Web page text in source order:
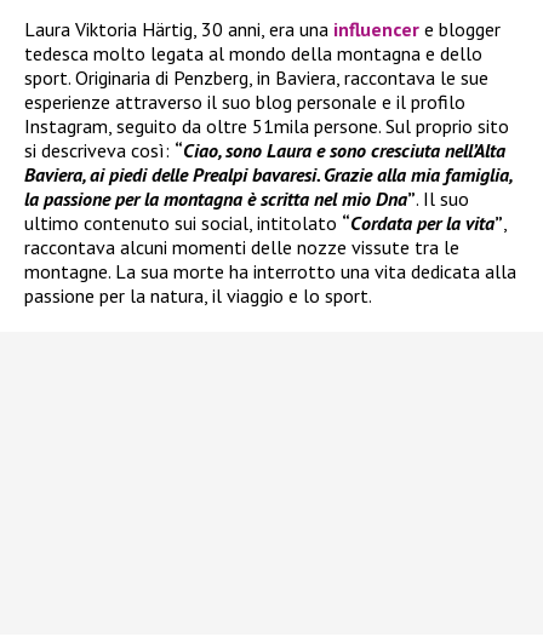
Laura Viktoria Härtig, 30 anni, era una influencer e blogger
tedesca molto legata al mondo della montagna e dello
sport. Originaria di Penzberg, in Baviera, raccontava le sue
esperienze attraverso il suo blog personale e il profilo
Instagram, seguito da oltre 51mila persone. Sul proprio sito
si descriveva così: “Ciao, sono Laura e sono cresciuta nell’Alta
Baviera, ai piedi delle Prealpi bavaresi. Grazie alla mia famiglia,
la passione per la montagna è scritta nel mio Dna”. Il suo
ultimo contenuto sui social, intitolato “Cordata per la vita”,
raccontava alcuni momenti delle nozze vissute tra le
montagne. La sua morte ha interrotto una vita dedicata alla
passione per la natura, il viaggio e lo sport.